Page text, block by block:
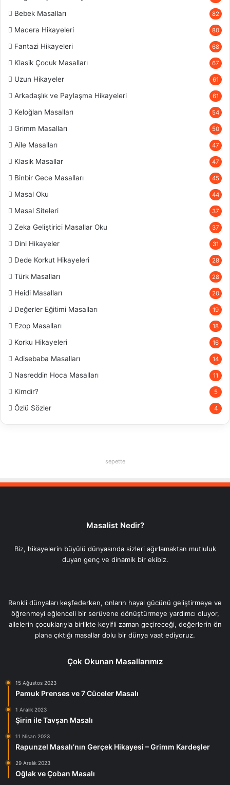
Bebek Masalları 82
Macera Hikayeleri 80
Fantazi Hikayeleri 68
Klasik Çocuk Masalları 67
Uzun Hikayeler 61
Arkadaşlık ve Paylaşma Hikayeleri 61
Keloğlan Masalları 54
Grimm Masalları 50
Aile Masalları 47
Klasik Masallar 47
Binbir Gece Masalları 45
Masal Oku 44
Masal Siteleri 37
Zeka Geliştirici Masallar Oku 37
Dini Hikayeler 31
Dede Korkut Hikayeleri 28
Türk Masalları 28
Heidi Masalları 20
Değerler Eğitimi Masalları 19
Ezop Masalları 18
Korku Hikayeleri 16
Adisebaba Masalları 14
Nasreddin Hoca Masalları 11
Kimdir? 5
Özlü Sözler 4
sepette
Masalist Nedir?
Biz, hikayelerin büyülü dünyasında sizleri ağırlamaktan mutluluk
duyan genç ve dinamik bir ekibiz.
Renkli dünyaları keşfederken, onların hayal gücünü geliştirmeye ve
öğrenmeyi eğlenceli bir serüvene dönüştürmeye yardımcı oluyor,
ailelerin çocuklarıyla birlikte keyifli zaman geçireceği, değerlerin ön
plana çıktığı masallar dolu bir dünya vaat ediyoruz.
Çok Okunan Masallarımız
15 Ağustos 2023
Pamuk Prenses ve 7 Cüceler Masalı
1 Aralık 2023
Şirin ile Tavşan Masalı
11 Nisan 2023
Rapunzel Masalı’nın Gerçek Hikayesi – Grimm Kardeşler
29 Aralık 2023
Oğlak ve Çoban Masalı